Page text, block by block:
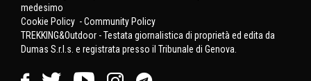
medesimo
Cookie Policy -Community Policy
TREKKING&Outdoor - Testata giornalistica di proprietà ed edita da
Dumas S.r.l.s. e registrata presso il Tribunale di Genova.